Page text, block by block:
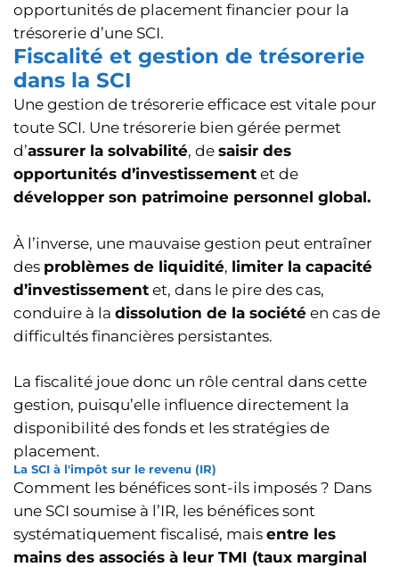
opportunités de placement financier pour la
trésorerie d’une SCI.
Fiscalité et gestion de trésorerie
dans la SCI
Une gestion de trésorerie efficace est vitale pour
toute SCI. Une trésorerie bien gérée permet
d’assurer la solvabilité, de saisir des
opportunités d’investissement et de
développer son patrimoine personnel global.
À l’inverse, une mauvaise gestion peut entraîner
des problèmes de liquidité, limiter la capacité
d’investissement et, dans le pire des cas,
conduire à la dissolution de la société en cas de
difficultés financières persistantes.
La fiscalité joue donc un rôle central dans cette
gestion, puisqu’elle influence directement la
disponibilité des fonds et les stratégies de
placement.
La SCI à l'impôt sur le revenu (IR)
Comment les bénéfices sont-ils imposés ? Dans
une SCI soumise à l’IR, les bénéfices sont
systématiquement fiscalisé, mais entre les
mains des associés à leur TMI (taux marginal